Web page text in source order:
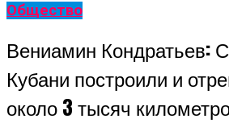
Общество
Вениамин Кондратьев:
Кубани построили и
около 3 тысяч